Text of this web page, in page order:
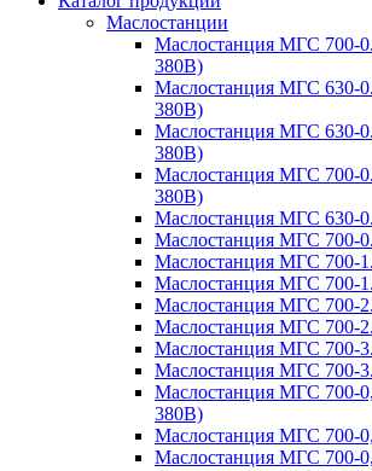
Маслостанции
Маслостанция МГС 700-
380В)
Маслостанция МГС 630-
380В)
Маслостанция МГС 630-
380В)
Маслостанция МГС 700-
380В)
Маслостанция МГС 630-
Маслостанция МГС 700-
Маслостанция МГС 700-
Маслостанция МГС 700-
Маслостанция МГС 700-
Маслостанция МГС 700-
Маслостанция МГС 700-
Маслостанция МГС 700-
Маслостанция МГС 700-
380В)
Маслостанция МГС 700-
Маслостанция МГС 700-